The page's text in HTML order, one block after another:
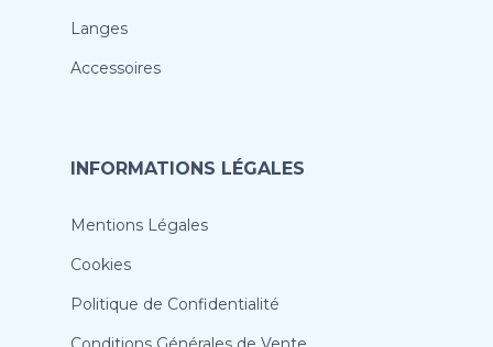
Langes
Accessoires
INFORMATIONS LÉGALES
Mentions Légales
Cookies
Politique de Confidentialité